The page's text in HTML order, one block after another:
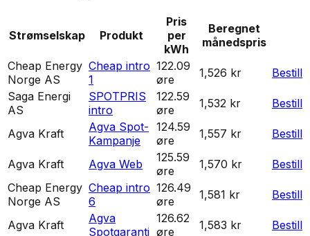
Strømselskap Produkt
Pris
per
kWh
Beregnet
månedspris
Cheap Energy
Norge AS
Cheap intro
1
122.09
øre
1,526 kr
Bestill
Saga Energi
AS
SPOTPRIS
intro
122.59
øre
1,532 kr Bestill
Agva Kraft
Agva Spot-
Kampanje
124.59
øre
1,557 kr Bestill
Agva Kraft Agva Web
125.59
øre
1,570 kr
Bestill
Cheap Energy
Norge AS
Cheap intro
6
126.49
øre
1,581 kr Bestill
Agva Kraft
Agva
Spotgaranti
126.62
øre
1,583 kr
Bestill